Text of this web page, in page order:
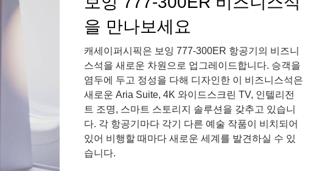
을 만나보세요
캐세이퍼시픽은 보잉 777-300ER 항공기의 비즈니
스석을 새로운 차원으로 업그레이드합니다. 승객을
염두에 두고 정성을 다해 디자인한 이 비즈니스석은
새로운 Aria Suite, 4K 와이드스크린 TV, 인텔리전
트 조명, 스마트 스토리지 솔루션을 갖추고 있습니
다. 각 항공기마다 각기 다른 예술 작품이 비치되어
있어 비행할 때마다 새로운 세계를 발견하실 수 있
습니다.